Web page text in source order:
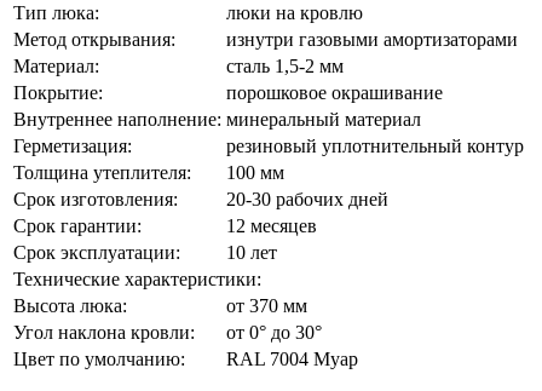
Тип люка:
люки на кровлю
Метод открывания:
изнутри газовыми амортизаторами
Материал:
сталь 1,5-2 мм
Покрытие:
порошковое окрашивание
Внутреннее наполнение: минеральный материал
Герметизация:
резиновый уплотнительный контур
Толщина утеплителя:
100 мм
Срок изготовления:
20-30 рабочих дней
Срок гарантии:
12 месяцев
Срок эксплуатации:
10 лет
Технические характеристики:
Высота люка:
от 370 мм
Угол наклона кровли:
от 0° до 30°
Цвет по умолчанию:
RAL 7004 Муар